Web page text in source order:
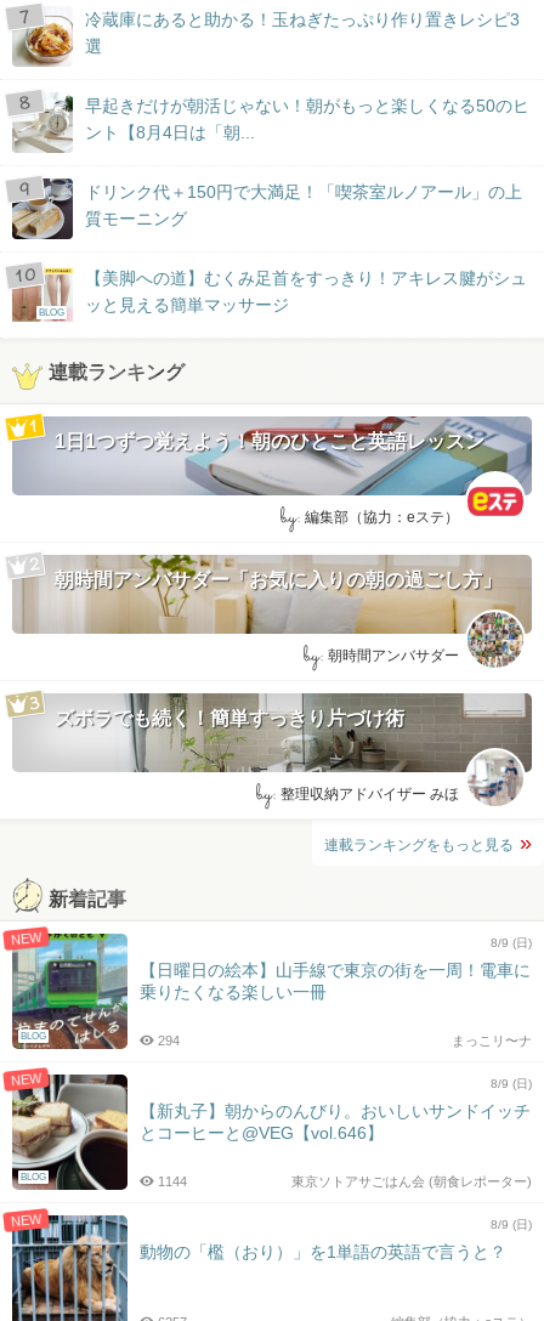
冷蔵庫にあると助かる！玉ねぎたっぷり作り置きレシピ3
選
早起きだけが朝活じゃない！朝がもっと楽しくなる50のヒ
ント【8月4日は「朝...
ドリンク代＋150円で大満足！「喫茶室ルノアール」の上
質モーニング
BLOG
【美脚への道】むくみ足首をすっきり！アキレス腱がシュ
ッと見える簡単マッサージ
連載ランキング
1日1つずつ覚えよう！朝のひとこと英語レッスン
by: 編集部（協力：eステ）
朝時間アンバサダー「お気に入りの朝の過ごし方」
by: 朝時間アンバサダー
ズボラでも続く！簡単すっきり片づけ術
by: 整理収納アドバイザー みほ
連載ランキングをもっと見る
新着記事
NEW
BLOG
8/9 (日)
【日曜日の絵本】山手線で東京の街を一周！電車に
乗りたくなる楽しい一冊
まっこリ〜ナ
294
NEW
BLOG
8/9 (日)
【新丸子】朝からのんびり。おいしいサンドイッチ
とコーヒーと@VEG【vol.646】
東京ソトアサごはん会 (朝食レポーター)
1144
NEW 8/9 (日)
動物の「檻（おり）」を1単語の英語で言うと？